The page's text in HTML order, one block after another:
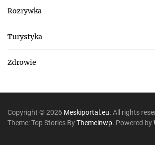
Rozrywka
Turystyka
Zdrowie
Copyright © 2026 Meskiportal.eu. All rights
Theme: Top Stories ByThemeinwp. Powered by